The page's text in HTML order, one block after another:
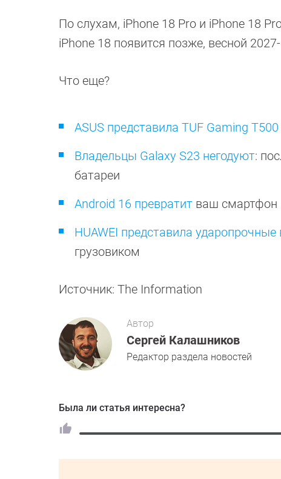
По слухам, iPhone 18 Pro и iPhone 18
iPhone 18 появится позже, весной 2027-
Что еще?
ASUS представила TUF Gaming T500
Владельцы Galaxy S23 негодуют:
батареи
Android 16 превратит ваш смартфон
HUAWEI представила
грузовиком
Источник: The Information
Автор
Сергей Калашников
Редактор раздела новостей
Была ли статья интересна?